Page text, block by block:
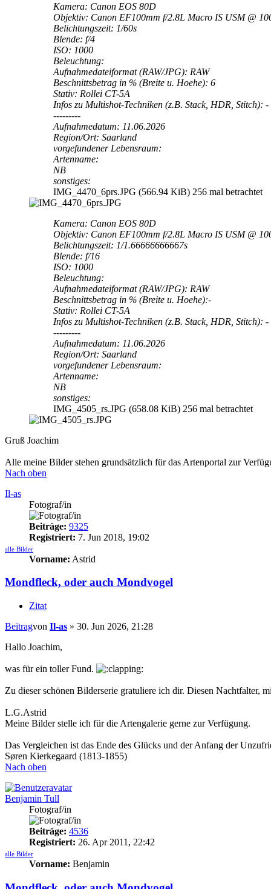
Kamera: Canon EOS 80D
Objektiv: Canon EF100mm f/2.8L Macro IS USM @
Belichtungszeit: 1/60s
Blende: f/4
ISO: 1000
Beleuchtung:
Aufnahmedateiformat (RAW/JPG): RAW
Beschnittsbetrag in % (Breite u. Hoehe): 6
Stativ: Rollei CT-5A
Infos zu Multishot-Techniken (z.B. Stack, HDR, Stitch): -
---------
Aufnahmedatum: 11.06.2026
Region/Ort: Saarland
vorgefundener Lebensraum:
Artenname:
NB
sonstiges:
IMG_4470_6prs.JPG (566.94 KiB) 256 mal betrachtet
Kamera: Canon EOS 80D
Objektiv: Canon EF100mm f/2.8L Macro IS USM @
Belichtungszeit: 1/1.66666666667s
Blende: f/16
ISO: 1000
Beleuchtung:
Aufnahmedateiformat (RAW/JPG): RAW
Beschnittsbetrag in % (Breite u. Hoehe):-
Stativ: Rollei CT-5A
Infos zu Multishot-Techniken (z.B. Stack, HDR, Stitch): -
---------
Aufnahmedatum: 11.06.2026
Region/Ort: Saarland
vorgefundener Lebensraum:
Artenname:
NB
sonstiges:
IMG_4505_rs.JPG (658.08 KiB) 256 mal betrachtet
Gruß Joachim
Alle meine Bilder stehen grundsätzlich für das Artenportal zur
Nach oben
Il-as
Fotograf/in
Beiträge: 9325
Registriert: 7. Jun 2018, 19:02
alle Bilder
Vorname: Astrid
Mondfleck, oder auch Mondvogel
Zitat
Beitragvon Il-as » 30. Jun 2026, 21:28
Hallo Joachim,
was für ein toller Fund.
Zu dieser schönen Bilderserie gratuliere ich dir. Diesen Nachtfalter,
L.G.Astrid
Meine Bilder stelle ich für die Artengalerie gerne zur Verfügung.
Das Vergleichen ist das Ende des Glücks und der Anfang der
Søren Kierkegaard (1813-1855)
Nach oben
Benjamin Tull
Fotograf/in
Beiträge: 4536
Registriert: 26. Apr 2011, 22:42
alle Bilder
Vorname: Benjamin